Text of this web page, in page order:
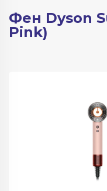
Фен Dyson
Pink)